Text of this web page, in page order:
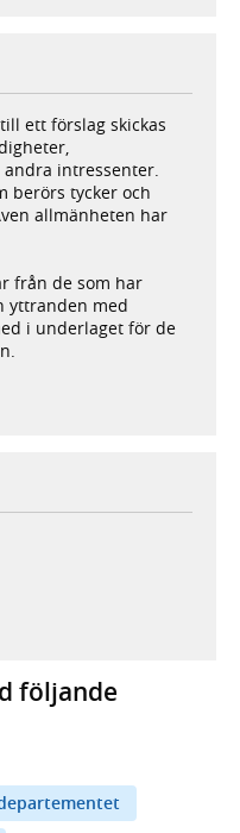
ett förslag skickas
intressenter.
berörs tycker och
allmänheten har
från de som har
yttranden med
i underlaget för de
extern webbplats,
extern webbplats,
följande